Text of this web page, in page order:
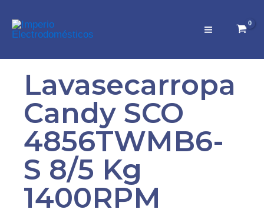
contenido
Lavasecarropa
Candy SCO
4856TWMB6-
S 8/5 Kg
1400RPM